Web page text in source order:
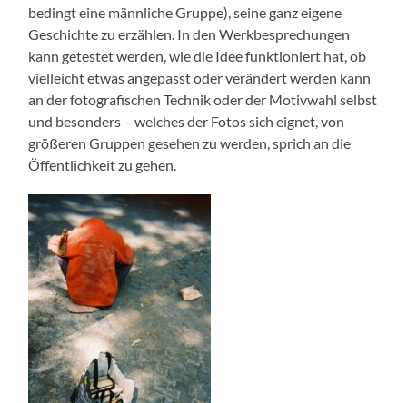
bedingt eine männliche Gruppe), seine ganz eigene
Geschichte zu erzählen. In den Werkbesprechungen
kann getestet werden, wie die Idee funktioniert hat, ob
vielleicht etwas angepasst oder verändert werden kann
an der fotografischen Technik oder der Motivwahl selbst
und besonders – welches der Fotos sich eignet, von
größeren Gruppen gesehen zu werden, sprich an die
Öffentlichkeit zu gehen.